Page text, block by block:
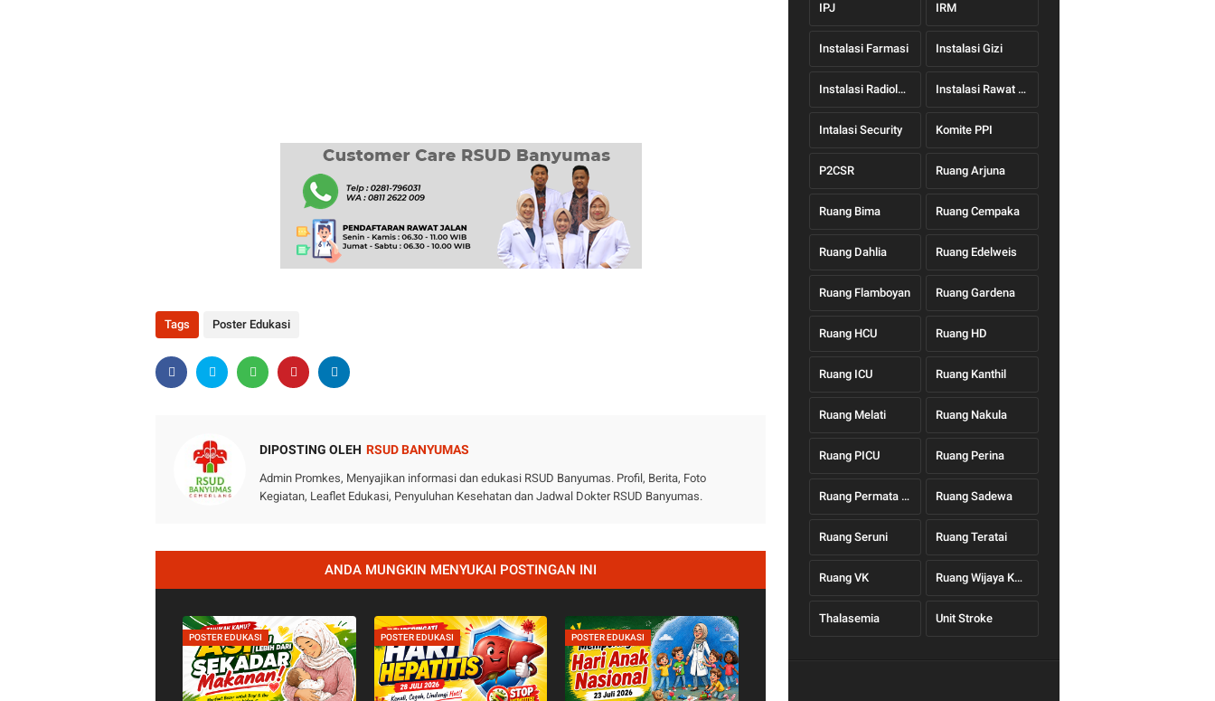
Tags Poster Edukasi
DIPOSTING OLEH RSUD BANYUMAS
Admin Promkes, Menyajikan informasi dan edukasi RSUD Banyumas. Profil, Berita, Foto
Kegiatan, Leaflet Edukasi, Penyuluhan Kesehatan dan Jadwal Dokter RSUD Banyumas.
ANDA MUNGKIN MENYUKAI POSTINGAN INI
POSTER EDUKASI POSTER EDUKASI POSTER EDUKASI
IPJ IRM
Instalasi Farmasi Instalasi Gizi
Instalasi Radiologi Instalasi Rawat Jalan
Intalasi Security Komite PPI
P2CSR Ruang Arjuna
Ruang Bima Ruang Cempaka
Ruang Dahlia Ruang Edelweis
Ruang Flamboyan Ruang Gardena
Ruang HCU Ruang HD
Ruang ICU Ruang Kanthil
Ruang Melati Ruang Nakula
Ruang PICU Ruang Perina
Ruang Permata Hati Ruang Sadewa
Ruang Seruni Ruang Teratai
Ruang VK Ruang Wijaya Kusuma
Thalasemia Unit Stroke